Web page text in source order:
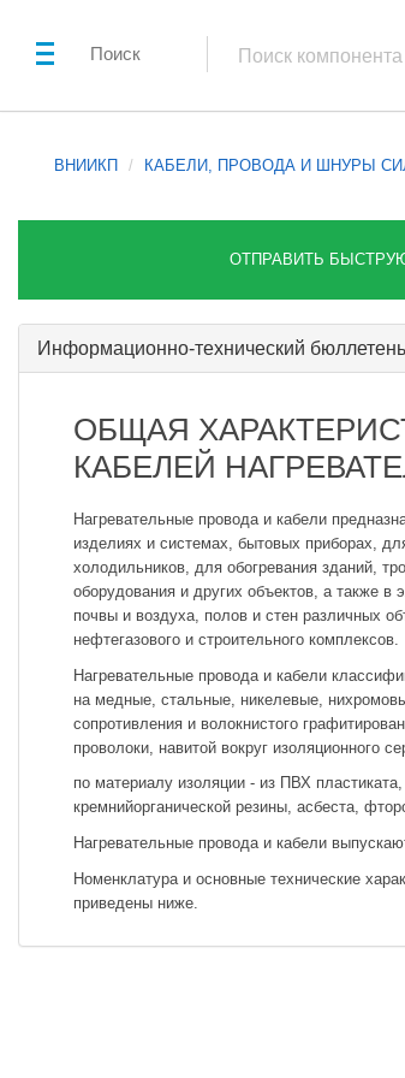
Поиск
ВНИИКП КАБЕЛИ, ПРОВОДА И ШНУРЫ
ОТПРАВИТЬ
Информационно-технический бюллетень
ОБЩАЯ
КАБЕЛЕЙ
Нагревательные провода и кабели
изделиях и системах, бытовых приборах,
холодильников, для обогревания зданий,
оборудования и других объектов, а также в
почвы и воздуха, полов и стен различных
нефтегазового и строительного комплексов.
Нагревательные провода и кабели
на медные, стальные, никелевые,
сопротивления и волокнистого
проволоки, навитой вокруг изоляционного
по материалу изоляции - из ПВХ
кремнийорганической резины, асбеста,
Нагревательные провода и кабели
Номенклатура и основные технические
приведены ниже.